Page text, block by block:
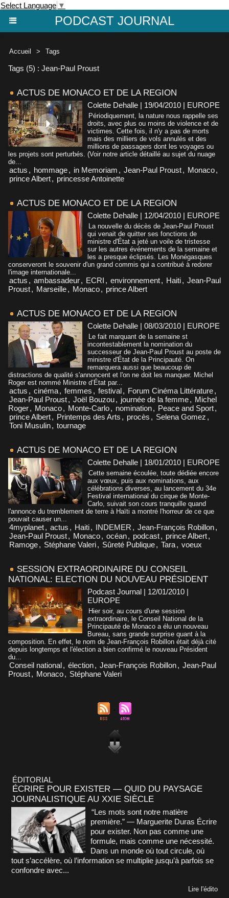
Select Language ▼
PODCAST JOURNAL
Accueil > Tags
Tags (5) : Jean-Paul Proust
ACTUS DE MONACO ET DE LA REGION
Colette Dehalle | 19/04/2010 | EUROPE
Périodiquement, la nature nous rappelle ses
droits, avec plus ou moins de violence et de
victimes. Cette fois, il n'y a pas de morts
mais des milliers de vols annulés et des
millions de passagers dont les voyages ou
les projets sont perturbés. (Voir notre article détaillé au sujet du nuage
de...
actus , hommage, in Memoriam , Jean-Paul Proust, Monaco,
prince Albert, princesse Antoinette
ACTUS DE MONACO ET DE LA REGION
Colette Dehalle | 12/04/2010 | EUROPE
La nouvelle du décès de Jean-Paul Proust
qui venait de quitter ses fonctions de
ministre d'État a jeté un voile de tristesse
sur les autres événements de la semaine et
les a presque éclipsés. Les Monégasques
conserveront le souvenir d'un grand commis qui a contribué à redorer
l'image internationale...
actus , ambassadeur, ECRI , environnement, Haiti, Jean-Paul
Proust, Marseille, Monaco, prince Albert
ACTUS DE MONACO ET DE LA REGION
Colette Dehalle | 08/03/2010 | EUROPE
Le fait marquant de la semaine st
incontestablement la nomination du
successeur de Jean-Paul Proust au poste de
ministre d'État de la Principauté. On
remarquera aussi que beaucoup de
distractions de qualité s'annoncent et l'on ne doit les manquer. Michel
Roger est nommé Ministre d’État par...
actus , cinéma, femmes , festival, Forum Cinéma Littérature,
Jean-Paul Proust, Joël Bouzou, journée de la femme, Michel
Roger, Monaco, Monte-Carlo, nomination, Peace and Sport,
prince Albert, Printemps des Arts , procès , Selena Gomez ,
Toni Musulin, tournage
ACTUS DE MONACO ET DE LA REGION
Colette Dehalle | 18/01/2010 | EUROPE
Cette semaine écoulée, toute dédiée encore
aux vœux, puis aux nominations, aux
célébrations diverses, au lancement du 34e
Festival international du cirque de Monte-
Carlo, suivait son cours tranquille quand
l'annonce du tremblement de terre à Haïti a montré l'horreur de ce que
pouvait causer un...
4myplanet, actus , Haiti, INDEMER , Jean-François Robillon,
Jean-Paul Proust, Monaco, océan, podcast, prince Albert,
Ramoge, Stéphane Valeri, Sûreté Publique, Tara, voeux
SESSION EXTRAORDINAIRE DU CONSEIL
NATIONAL: ELECTION DU NOUVEAU PRÉSIDENT
Podcast Journal | 12/01/2010 |
EUROPE
Hier soir, au cours d'une session
extraordinaire, le Conseil National de la
Principauté de Monaco a élu un nouveau
Bureau, sans grande surprise quant à la
composition. En effet, le nom de Jean-François Robillon était déjà cité
depuis longtemps et l'élection a bien confirmé le nouveau Président
du...
Conseil national, élection, Jean-François Robillon, Jean-Paul
Proust, Monaco, Stéphane Valeri
ÉDITORIAL
ÉCRIRE POUR EXISTER — QUID DU PAYSAGE
JOURNALISTIQUE AU XXIE SIÈCLE
“Les mots sont notre matière
première.” — Marguerite Duras Écrire
pour exister. Non pas comme une
formule, mais comme une nécessité.
Dans un monde où tout circule, où
tout s’accélère, où l’information se multiplie jusqu’à parfois se
confondre avec...
Lire l'édito